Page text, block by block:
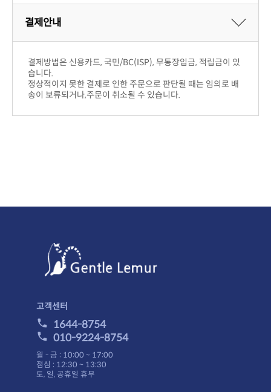
결제안내
습니다.
송이 보류되거나,주문이 취소될 수 있습니다.
고객센터
1644-8754
010-9224-8754
월 - 금 : 10:00 ~ 17:00
점심 : 12:30 ~ 13:30
토, 일, 공휴일 휴무